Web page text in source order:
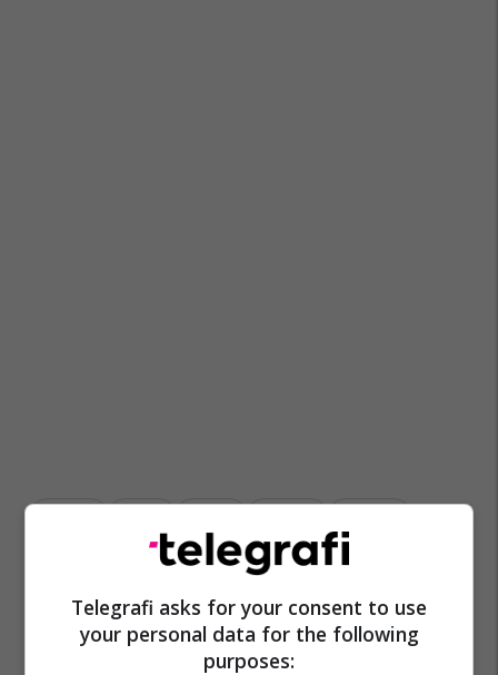
Gjumi Harresa Të Ushqyerit
Telegrafi asks for your consent to use
your personal data for the following
purposes: